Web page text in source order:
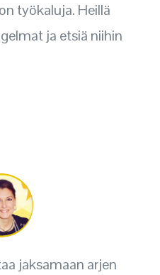
työkaluja. Heillä
ja etsiä niihin
jaksamaan arjen